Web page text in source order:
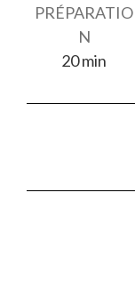
PRÉPARATIO
N
20minutes
min